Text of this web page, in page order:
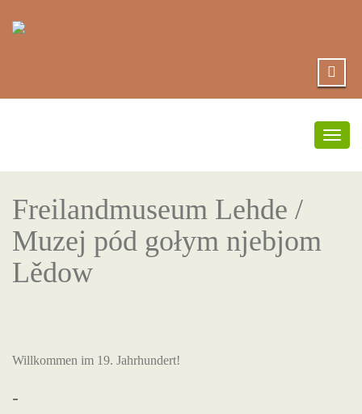
Freilandmuseum Lehde /
Muzej pód gołym njebjom
Lědow
Willkommen im 19. Jahrhundert!
-